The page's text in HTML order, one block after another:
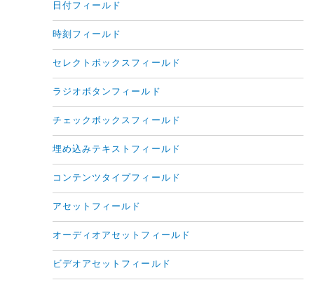
日付フィールド
時刻フィールド
セレクトボックスフィールド
ラジオボタンフィールド
チェックボックスフィールド
埋め込みテキストフィールド
コンテンツタイプフィールド
アセットフィールド
オーディオアセットフィールド
ビデオアセットフィールド